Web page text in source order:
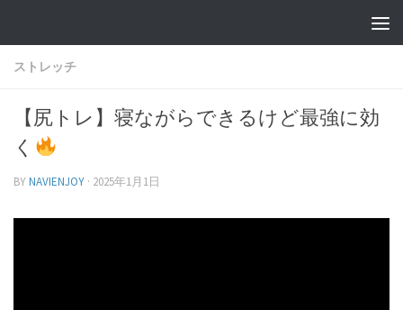
ストレッチ
【尻トレ】寝ながらできるけど最強に効
く
BYNAVIENJOY · 2025年1月1日